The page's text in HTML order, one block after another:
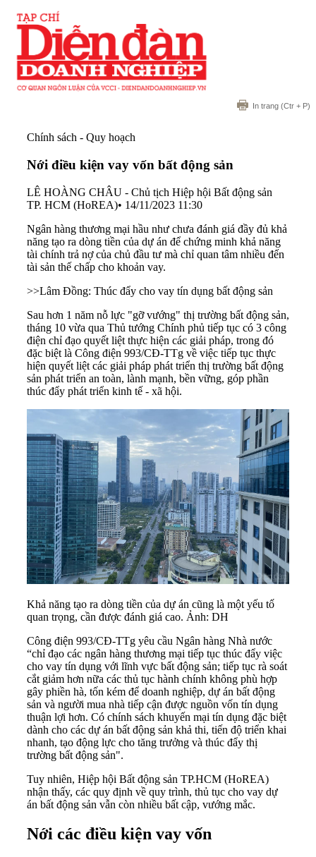
In trang (Ctr + P)
Chính sách - Quy hoạch
Nới điều kiện vay vốn bất động sản
LÊ HOÀNG CHÂU - Chủ tịch Hiệp hội Bất động sản
TP. HCM (HoREA)• 14/11/2023 11:30
Ngân hàng thương mại hầu như chưa đánh giá đầy đủ khả
năng tạo ra dòng tiền của dự án để chứng minh khả năng
tài chính trả nợ của chủ đầu tư mà chỉ quan tâm nhiều đến
tài sản thế chấp cho khoản vay.
>>Lâm Đồng: Thúc đẩy cho vay tín dụng bất động sản
Sau hơn 1 năm nỗ lực "gỡ vướng" thị trường bất động sản,
tháng 10 vừa qua Thủ tướng Chính phủ tiếp tục có 3 công
điện chỉ đạo quyết liệt thực hiện các giải pháp, trong đó
đặc biệt là Công điện 993/CĐ-TTg về việc tiếp tục thực
hiện quyết liệt các giải pháp phát triển thị trường bất động
sản phát triển an toàn, lành mạnh, bền vững, góp phần
thúc đẩy phát triển kinh tế - xã hội.
Khả năng tạo ra dòng tiền của dự án cũng là một yếu tố
quan trọng, cần được đánh giá cao. Ảnh: DH
Công điện 993/CĐ-TTg yêu cầu Ngân hàng Nhà nước
“chỉ đạo các ngân hàng thương mại tiếp tục thúc đẩy việc
cho vay tín dụng với lĩnh vực bất động sản; tiếp tục rà soát
cắt giảm hơn nữa các thủ tục hành chính không phù hợp
gây phiền hà, tốn kém để doanh nghiệp, dự án bất động
sản và người mua nhà tiếp cận được nguồn vốn tín dụng
thuận lợi hơn. Có chính sách khuyến mại tín dụng đặc biệt
dành cho các dự án bất động sản khả thi, tiến độ triển khai
nhanh, tạo động lực cho tăng trưởng và thúc đẩy thị
trường bất động sản".
Tuy nhiên, Hiệp hội Bất động sản TP.HCM (HoREA)
nhận thấy, các quy định về quy trình, thủ tục cho vay dự
án bất động sản vẫn còn nhiều bất cập, vướng mắc.
Nới các điều kiện vay vốn